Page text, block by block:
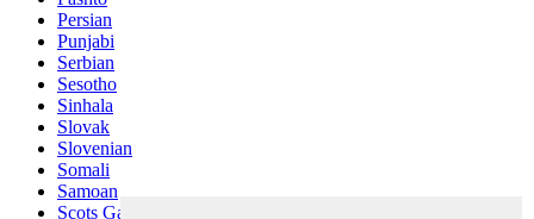
Persian
Punjabi
Serbian
Sesotho
Sinhala
Slovak
Slovenian
Somali
Samoan
Scots Gaelic